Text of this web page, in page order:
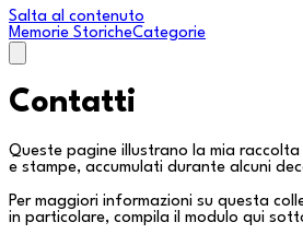
Salta al contenuto
Memorie StoricheCategorie
Contatti
Queste pagine illustrano la mia
e stampe, accumulati durante alcuni
Per maggiori informazioni su questa
in particolare, compila il modulo qui